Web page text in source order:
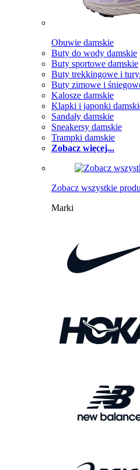
Obuwie damskie
Buty do wody damskie
Buty sportowe damskie
Buty trekkingowe i
Buty zimowe i
Kalosze damskie
Klapki i japonki
Sandały damskie
Sneakersy damskie
Trampki damskie
Zobacz więcej...
Zobacz wszystkie
Marki